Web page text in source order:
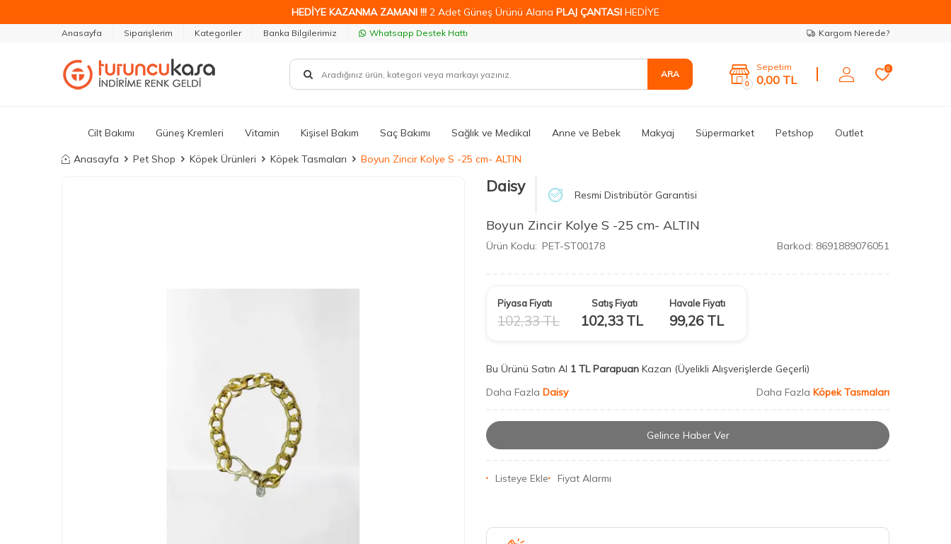
HEDİYE KAZANMA ZAMANI !!! 2 Adet Güneş Ürünü Alana PLAJ ÇANTASI HEDİYE
Anasayfa Siparişlerim Kategoriler Banka Bilgilerimiz Whatsapp Destek Hattı Kargom Nerede?
ARA
0
Sepetim
0,00 TL
0
Cilt Bakımı Güneş Kremleri Vitamin Kişisel Bakım Saç Bakımı Sağlık ve Medikal Anne ve Bebek Makyaj Süpermarket Petshop Outlet
Anasayfa Pet Shop Köpek Ürünleri Köpek Tasmaları Boyun Zincir Kolye S -25 cm- ALTIN
Daisy Resmi Distribütör Garantisi
Boyun Zincir Kolye S -25 cm- ALTIN
Ürün Kodu: PET-ST00178 Barkod: 8691889076051
Piyasa Fiyatı
102,33TL
Satış Fiyatı
102,33TL
Havale Fiyatı
99,26TL
Bu Ürünü Satın Al 1 TL Parapuan Kazan (Üyelikli Alışverişlerde Geçerli)
Daha Fazla Daisy Daha Fazla Köpek Tasmaları
Gelince Haber Ver
Listeye Ekle Fiyat Alarmı